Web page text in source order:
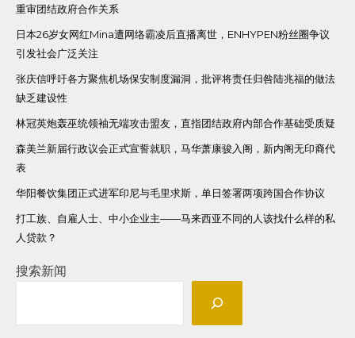
重审团结政府合作关系
日本26岁女网红Mina遭网络霸凌后直播离世，ENHYPEN粉丝圈争议
引发社会广泛关注
张庆信呼吁各方聚焦机场保安制度漏洞，批评将责任归咎陆兆福的做法
缺乏建设性
林冠英炮轰巫统领袖无端攻击盟友，直指团结政府内部合作基础受质疑
森美兰新届行政议会正式宣誓就职，马华萧康骏入阁，新内阁无印裔代
表
华阳餐饮集团正式进军印尼与毛里求斯，单日签署两项跨国合作协议
打工族、自雇人士、中小企业主——马来西亚不同的人该找什么样的私
人贷款？
搜索新闻